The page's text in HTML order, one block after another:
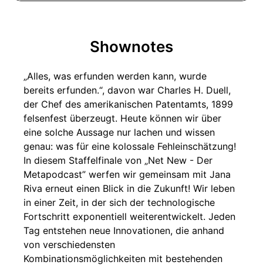
Shownotes
„Alles, was erfunden werden kann, wurde
bereits erfunden.“, davon war Charles H. Duell,
der Chef des amerikanischen Patentamts, 1899
felsenfest überzeugt. Heute können wir über
eine solche Aussage nur lachen und wissen
genau: was für eine kolossale Fehleinschätzung!
In diesem Staffelfinale von „Net New - Der
Metapodcast” werfen wir gemeinsam mit Jana
Riva erneut einen Blick in die Zukunft! Wir leben
in einer Zeit, in der sich der technologische
Fortschritt exponentiell weiterentwickelt. Jeden
Tag entstehen neue Innovationen, die anhand
von verschiedensten
Kombinationsmöglichkeiten mit bestehenden